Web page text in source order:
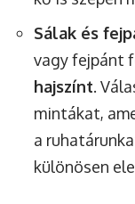
Sálak és
vagy fejpánt
hajszínt.
mintákat,
a
különösen